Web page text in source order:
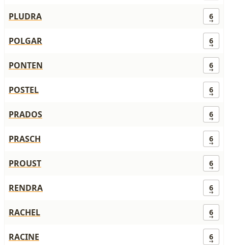
PLUDRA 6
POLGAR 6
PONTEN 6
POSTEL 6
PRADOS 6
PRASCH 6
PROUST 6
RENDRA 6
RACHEL 6
RACINE 6